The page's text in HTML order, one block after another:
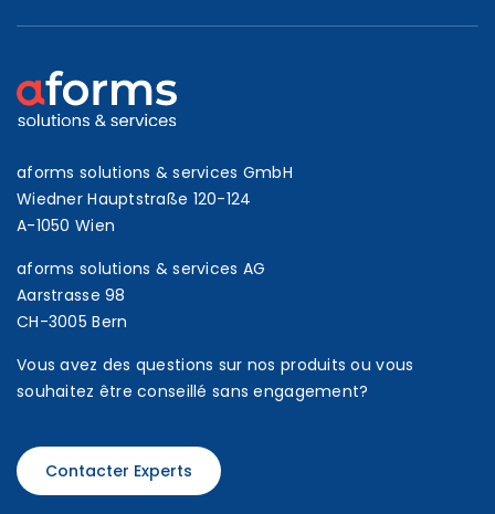
aforms solutions & services GmbH
Wiedner Hauptstraße 120-124
A-1050 Wien
aforms solutions & services AG
Aarstrasse 98
CH-3005 Bern
Vous avez des questions sur nos produits ou vous
souhaitez être conseillé sans engagement?
Contacter Experts